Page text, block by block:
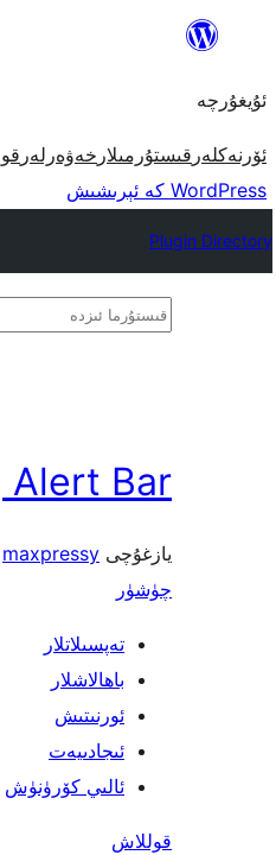
مەزمۇنغا
ئۇيغۇرچە
ئۆرنەكلەر قىستۇرمىلار خەۋەرلەر
WordPress كە ئېرىشىش
Plugin Directory
قىستۇرما
Alert Bar
يازغۇچى maxpressy
چۈشۈر
تەپسىلاتلار
باھالاشلار
ئورنىتىش
ئىجادىيەت
ئالىي كۆرۈنۈش
قوللاش